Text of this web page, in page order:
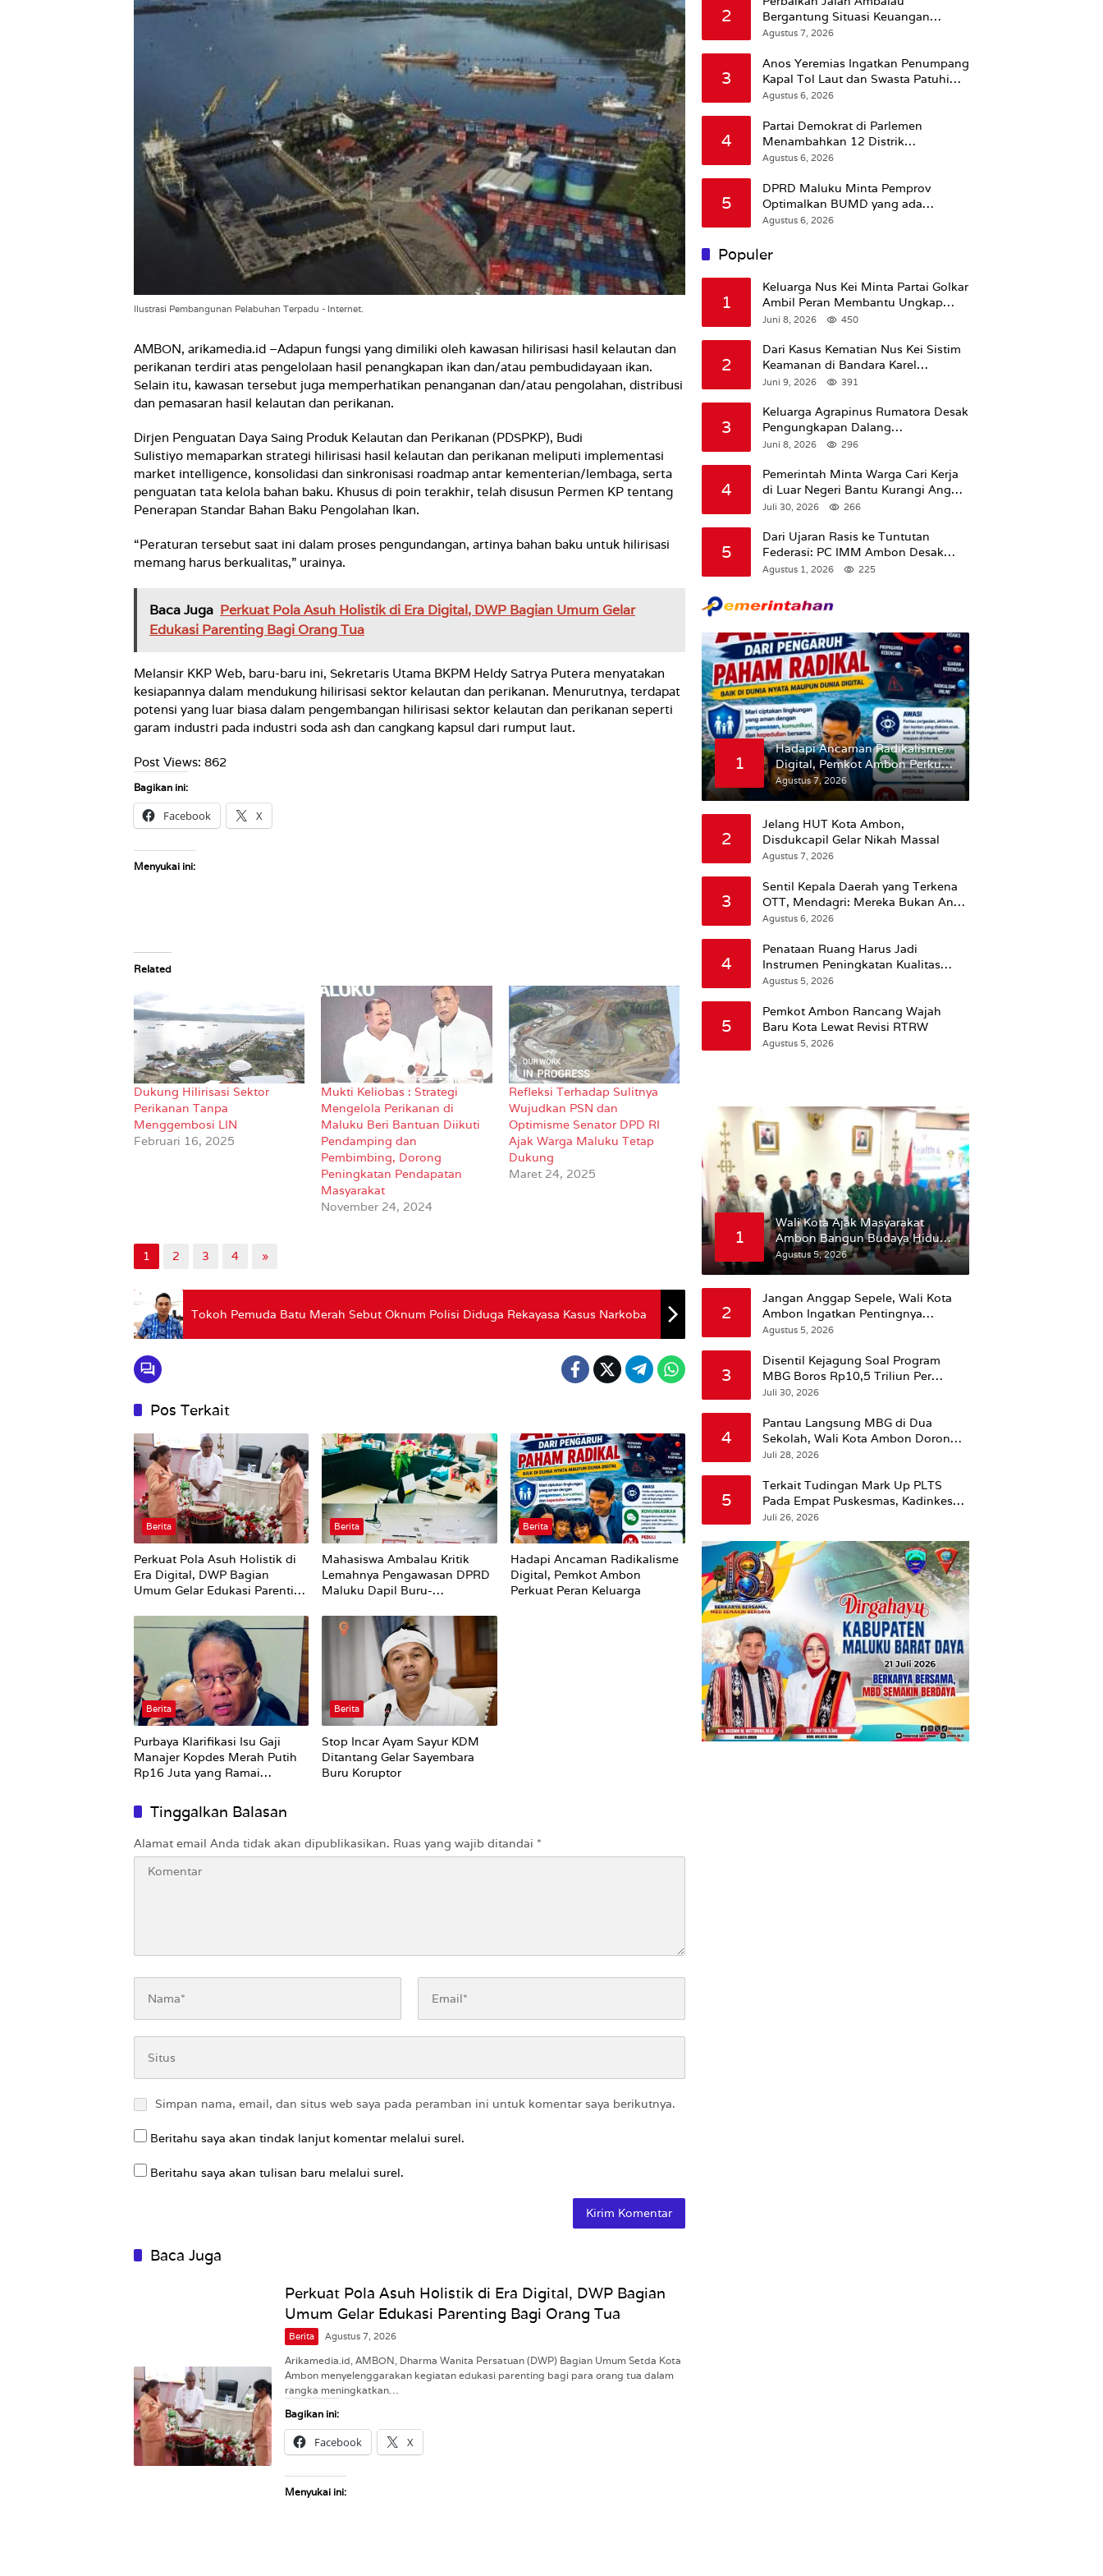
Ilustrasi Pembangunan Pelabuhan Terpadu - Internet.
AMBON, arikamedia.id –Adapun fungsi yang dimiliki oleh kawasan hilirisasi hasil kelautan dan
perikanan terdiri atas pengelolaan hasil penangkapan ikan dan/atau pembudidayaan ikan.
Selain itu, kawasan tersebut juga memperhatikan penanganan dan/atau pengolahan, distribusi
dan pemasaran hasil kelautan dan perikanan.
Dirjen Penguatan Daya Saing Produk Kelautan dan Perikanan (PDSPKP), Budi
Sulistiyo memaparkan strategi hilirisasi hasil kelautan dan perikanan meliputi implementasi
market intelligence, konsolidasi dan sinkronisasi roadmap antar kementerian/lembaga, serta
penguatan tata kelola bahan baku. Khusus di poin terakhir, telah disusun Permen KP tentang
Penerapan Standar Bahan Baku Pengolahan Ikan.
“Peraturan tersebut saat ini dalam proses pengundangan, artinya bahan baku untuk hilirisasi
memang harus berkualitas,” urainya.
Baca Juga Perkuat Pola Asuh Holistik di Era Digital, DWP Bagian Umum Gelar
Edukasi Parenting Bagi Orang Tua
Melansir KKP Web, baru-baru ini, Sekretaris Utama BKPM Heldy Satrya Putera menyatakan
kesiapannya dalam mendukung hilirisasi sektor kelautan dan perikanan. Menurutnya, terdapat
potensi yang luar biasa dalam pengembangan hilirisasi sektor kelautan dan perikanan seperti
garam industri pada industri soda ash dan cangkang kapsul dari rumput laut.
Post Views: 862
Bagikan ini:
Facebook X
Menyukai ini:
Related
Dukung Hilirisasi Sektor
Perikanan Tanpa
Menggembosi LIN
Februari 16, 2025
Mukti Keliobas : Strategi
Mengelola Perikanan di
Maluku Beri Bantuan Diikuti
Pendamping dan
Pembimbing, Dorong
Peningkatan Pendapatan
Masyarakat
November 24, 2024
Refleksi Terhadap Sulitnya
Wujudkan PSN dan
Optimisme Senator DPD RI
Ajak Warga Maluku Tetap
Dukung
Maret 24, 2025
1 2 3 4 »
Tokoh Pemuda Batu Merah Sebut Oknum Polisi Diduga Rekayasa Kasus Narkoba
Pos Terkait
Berita
Perkuat Pola Asuh Holistik di
Era Digital, DWP Bagian
Umum Gelar Edukasi Parenting
Berita
Mahasiswa Ambalau Kritik
Lemahnya Pengawasan DPRD
Maluku Dapil Buru-
Perubahan Status Jalan
Berita
Hadapi Ancaman Radikalisme
Digital, Pemkot Ambon
Perkuat Peran Keluarga
Berita
Purbaya Klarifikasi Isu Gaji
Manajer Kopdes Merah Putih
Rp16 Juta yang Ramai
Berita
Stop Incar Ayam Sayur KDM
Ditantang Gelar Sayembara
Buru Koruptor
Tinggalkan Balasan
Alamat email Anda tidak akan dipublikasikan. Ruas yang wajib ditandai *
Simpan nama, email, dan situs web saya pada peramban ini untuk komentar saya berikutnya.
Beritahu saya akan tindak lanjut komentar melalui surel.
Beritahu saya akan tulisan baru melalui surel.
Baca Juga
Perkuat Pola Asuh Holistik di Era Digital, DWP Bagian
Umum Gelar Edukasi Parenting Bagi Orang Tua
Berita Agustus 7, 2026
Arikamedia.id, AMBON, Dharma Wanita Persatuan (DWP) Bagian Umum Setda Kota
Ambon menyelenggarakan kegiatan edukasi parenting bagi para orang tua dalam
rangka meningkatkan…
Bagikan ini:
Facebook X
Menyukai ini:
2
Bergantung Situasi Keuangan
Pemprov Maluku
Agustus 7, 2026
3
Anos Yeremias Ingatkan Penumpang
Kapal Tol Laut dan Swasta Patuhi
Peringatan BMKG
Agustus 6, 2026
4
Partai Demokrat di Parlemen
Menambahkan 12 Distrik
Pendukung Trump
Agustus 6, 2026
5
DPRD Maluku Minta Pemprov
Optimalkan BUMD yang ada
Ketimbang Menambah Baru
Agustus 6, 2026
Populer
1
Keluarga Nus Kei Minta Partai Golkar
Ambil Peran Membantu Ungkap
Kematian Almarhum
Juni 8, 2026 450
2
Dari Kasus Kematian Nus Kei Sistim
Keamanan di Bandara Karel
Sadsuitubun Langgur
Juni 9, 2026 391
3
Keluarga Agrapinus Rumatora Desak
Pengungkapan Dalang
Pembunuhan, Siap Bawa Kasus ke
Juni 8, 2026 296
4
Pemerintah Minta Warga Cari Kerja
di Luar Negeri Bantu Kurangi Angka
Pengangguran
Juli 30, 2026 266
5
Dari Ujaran Rasis ke Tuntutan
Federasi: PC IMM Ambon Desak
Klarifikasi Presiden dan Imbau
Putih Di Maluku.
Agustus 1, 2026 225
1
Hadapi Ancaman Radikalisme
Digital, Pemkot Ambon Perkuat
Peran Keluarga
Agustus 7, 2026
2
Jelang HUT Kota Ambon,
Disdukcapil Gelar Nikah Massal
Agustus 7, 2026
3
Sentil Kepala Daerah yang Terkena
OTT, Mendagri: Mereka Bukan Anak
Kemarin Sore
Agustus 6, 2026
4
Penataan Ruang Harus Jadi
Instrumen Peningkatan Kualitas
Hidup Masyarakat, Wattimena:
Susun RDTR Sebagai Dasar Hukum
Agustus 5, 2026
5
Pemkot Ambon Rancang Wajah
Baru Kota Lewat Revisi RTRW
Agustus 5, 2026
1
Wali Kota Ajak Masyarakat
Ambon Bangun Budaya Hidup
Sehat
Agustus 5, 2026
2
Jangan Anggap Sepele, Wali Kota
Ambon Ingatkan Pentingnya
Perencanaan Kesehatan
Agustus 5, 2026
3
Disentil Kejagung Soal Program
MBG Boros Rp10,5 Triliun Per
Tahun, Kepala BGN Sudaryono Beri
Juli 30, 2026
4
Pantau Langsung MBG di Dua
Sekolah, Wali Kota Ambon Dorong
Pemerataan Hingga Wilayah
Juli 28, 2026
5
Terkait Tudingan Mark Up PLTS
Pada Empat Puskesmas, Kadinkes
Ambon Beri Klarifikasi.
Juli 26, 2026